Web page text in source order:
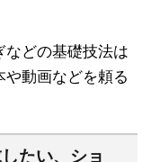
などの基礎技法は
動画などを頼る
たい、ショ